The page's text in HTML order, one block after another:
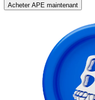
Acheter APE maintenant